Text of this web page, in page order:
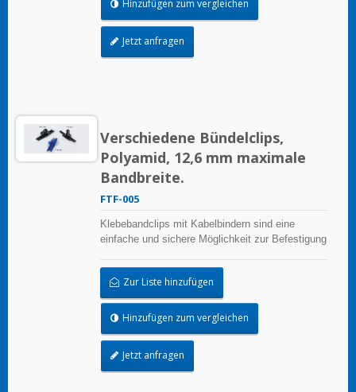
Hinzufügen zum vergleichen
Jetzt anfragen
Verschiedene Bündelclips,
Polyamid, 12,6 mm maximale
Bandbreite.
FTF-005
Klebebandclips mit Kabelbindern sind eine
einfache und sichere Möglichkeit zur Befestigung
Zur Liste hinzufügen
Hinzufügen zum vergleichen
Jetzt anfragen